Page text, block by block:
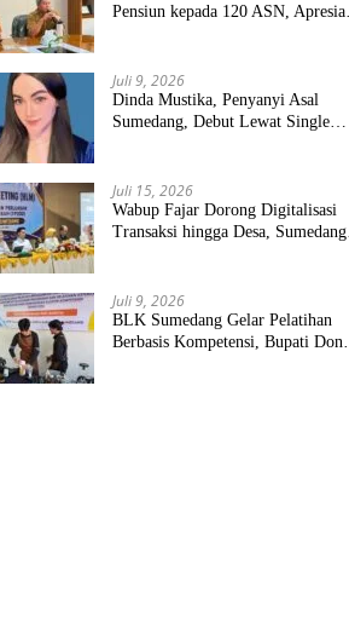
Pensiun kepada 120 ASN, Apresiasi
Juli 9, 2026
Dinda Mustika, Penyanyi Asal
Sumedang, Debut Lewat Single
Juli 15, 2026
Wabup Fajar Dorong Digitalisasi
Transaksi hingga Desa, Sumedang
Juli 9, 2026
BLK Sumedang Gelar Pelatihan
Berbasis Kompetensi, Bupati Dony